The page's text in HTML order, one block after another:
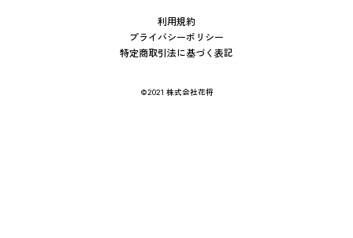
利用規約
プライバシーポリシー
特定商取引法に基づく表記
©2021 株式会社花将